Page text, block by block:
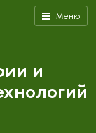
Меню
и